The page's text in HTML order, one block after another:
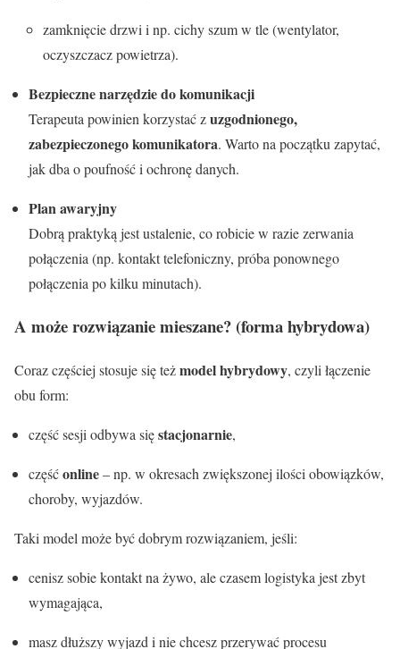
zamknięcie drzwi i np. cichy szum w tle (wentylator,
oczyszczacz powietrza).
Bezpieczne narzędzie do komunikacji
Terapeuta powinien korzystać zuzgodnionego,
zabezpieczonego komunikatora. Warto na początku zapytać,
jak dba o poufność i ochronę danych.
Plan awaryjny
Dobrą praktyką jest ustalenie, co robicie w razie zerwania
połączenia (np. kontakt telefoniczny, próba ponownego
połączenia po kilku minutach).
A może rozwiązanie mieszane? (forma hybrydowa)
Coraz częściej stosuje się teżmodel hybrydowy, czyli łączenie
obu form:
część sesji odbywa sięstacjonarnie,
częśćonline– np. w okresach zwiększonej ilości obowiązków,
choroby, wyjazdów.
Taki model może być dobrym rozwiązaniem, jeśli:
cenisz sobie kontakt na żywo, ale czasem logistyka jest zbyt
wymagająca,
masz dłuższy wyjazd i nie chcesz przerywać procesu